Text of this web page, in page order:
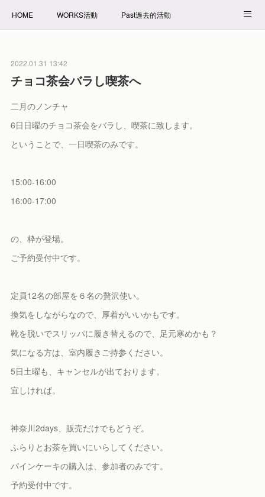
HOME WORKS活動 Past過去的活動
2022.01.31 13:42
チョコ茶会バラし喫茶へ
二月のノンチャ
6日日曜のチョコ茶会をバラし、喫茶に致します。
ということで、一日喫茶のみです。
15:00-16:00
16:00-17:00
の、枠が登場。
ご予約受付中です。
定員12名の部屋を６名の贅沢使い。
換気をしながらなので、厚着がいいかもです。
靴を脱いでスリッパに履き替えるので、足元寒めかも？
気になる方は、室内履きご持参ください。
5日土曜も、キャンセルが出ております。
宜しければ。
神奈川2days、販売だけでもどうぞ。
ふらりとお茶を買いにいらしてください。
パインケーキの購入は、参加者のみです。
予約受付中です。